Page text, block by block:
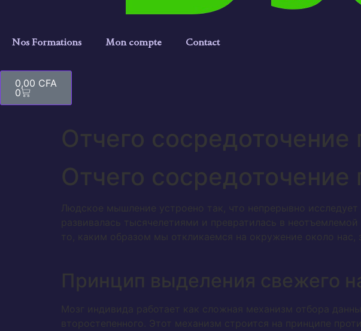
Nos Formations Mon compte Contact
0,00 CFA
0
Отчего
Отчего
Людское мышление устроено так, что непрерывно
развивалась тысячелетиями и превратилась в
то, каким образом мы откликаемся на окружение около нас,
Принцип выделения свежего
Мозг индивида работает как сложная механизм отбора
второстепенного. Этот механизм строится на принципе